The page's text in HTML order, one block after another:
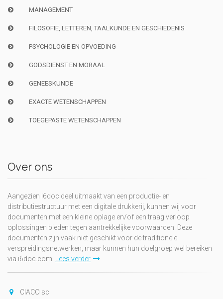
MANAGEMENT
FILOSOFIE, LETTEREN, TAALKUNDE EN GESCHIEDENIS
PSYCHOLOGIE EN OPVOEDING
GODSDIENST EN MORAAL
GENEESKUNDE
EXACTE WETENSCHAPPEN
TOEGEPASTE WETENSCHAPPEN
Over ons
Aangezien i6doc deel uitmaakt van een productie- en
distributiestructuur met een digitale drukkerij, kunnen wij voor
documenten met een kleine oplage en/of een traag verloop
oplossingen bieden tegen aantrekkelijke voorwaarden. Deze
documenten zijn vaak niet geschikt voor de traditionele
verspreidingsnetwerken, maar kunnen hun doelgroep wel bereiken
via i6doc.com. Lees verder
CIACO sc